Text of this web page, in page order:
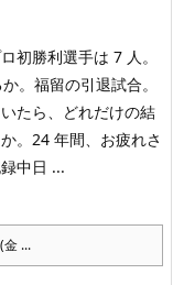
初勝利選手は 7 人。
。 福留の引退試合。
たら、どれだけの結
。24 年間、お疲れさ
中日 ...
...